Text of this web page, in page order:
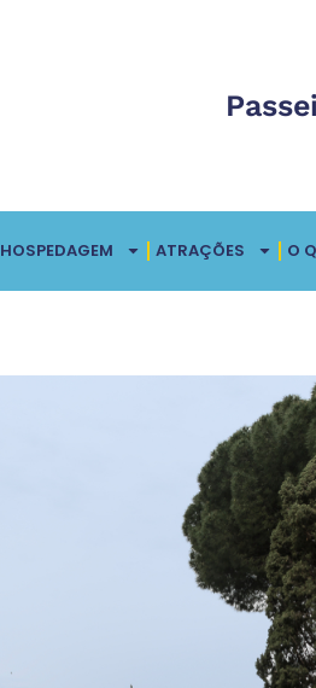
HOSPEDAGEM ATRAÇÕES O